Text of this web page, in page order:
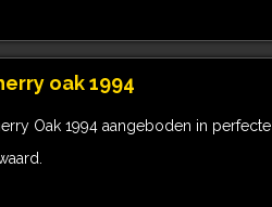
oak 1994
Oak 1994 aangeboden in perfecte